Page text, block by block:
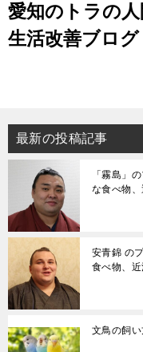
愛知のトラの人
生活改善ブログ
最新の投稿記事
「霧島」
な食べ物、
安青錦 の
食べ物、近
文鳥の飼